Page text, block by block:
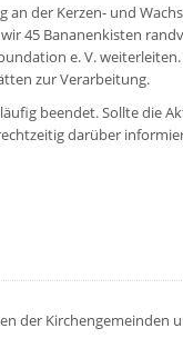
an der Kerzen- und
45 Bananenkisten
e. V.
zur Verarbeitung.
beendet. Sollte die
darüber
der Kirchengemeinden